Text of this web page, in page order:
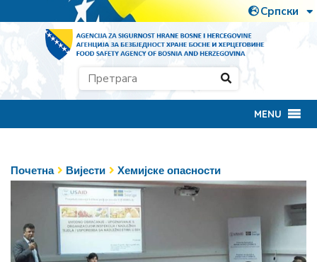
MENU
Почетна Вијести Хемијске опасности